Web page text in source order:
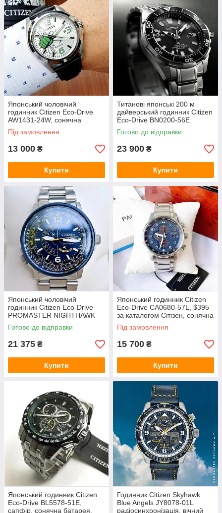
Японський чоловічий
годинник Citizen Eco-Drive
AW1431-24W, сонячна
батарея, Marvel Hulk
Під замовлення
13 000 ₴
Купити
Титанові японські 200 м
дайверський годинник Citizen
Eco-Drive BN0200-56E
(BN0200-81E). Сонячна
батарея
Готово до відправки
23 900 ₴
Купити
Японський чоловічий
годинник Citizen Eco-Drive
PROMASTER NIGHTHAWK
BLUE ANGELS BJ7006-56L,
сонячна батарея
Готово до відправки
21 375 ₴
Купити
Японський годинник Citizen
Eco-Drive CA0680-57L, $395
за каталогом Сітізен, сонячна
батарея
Під замовлення
15 700 ₴
Купити
Японський годинник Citizen
Eco-Drive BL5578-51E,
сапфір, сонячна батарея,
Годинник Citizen Skyhawk
Blue Angels JY8078-01L
радіосинхронізація, вічний